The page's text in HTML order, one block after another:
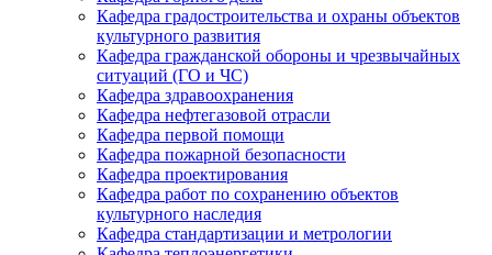
Кафедра градостроительства и охраны объектов
культурного развития
Кафедра гражданской обороны и чрезвычайных
ситуаций (ГО и ЧС)
Кафедра здравоохранения
Кафедра нефтегазовой отрасли
Кафедра первой помощи
Кафедра пожарной безопасности
Кафедра проектирования
Кафедра работ по сохранению объектов
культурного наследия
Кафедра стандартизации и метрологии